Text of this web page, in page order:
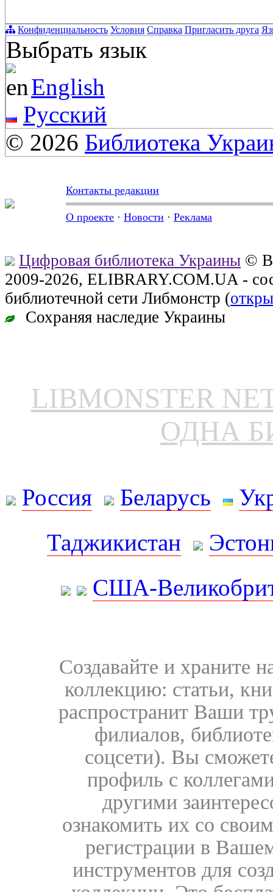
Конфиденциальность Условия Справка Пригласить друга
Выбрать язык
English
Русский
© 2026 Библиотека
Контакты редакции
О проекте · Новости · Реклама
Цифровая библиотека Украины ©
2009-2026, ELIBRARY.COM.UA -
библиотечной сети Либмонстр (
Сохраняя наследие Украины
LIBMONSTER
ОДНА
Россия Беларусь
Таджикистан
США-
Создавайте и храните
коллекцию: статьи,
распространит Ваши
филиалов,
соцсети). Вы
профиль с
другими
ознакомить их со
регистрации в
инструментов для